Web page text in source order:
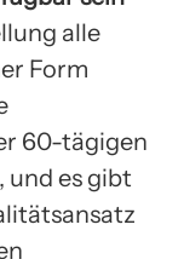
alle
Form
60-tägigen
und es gibt